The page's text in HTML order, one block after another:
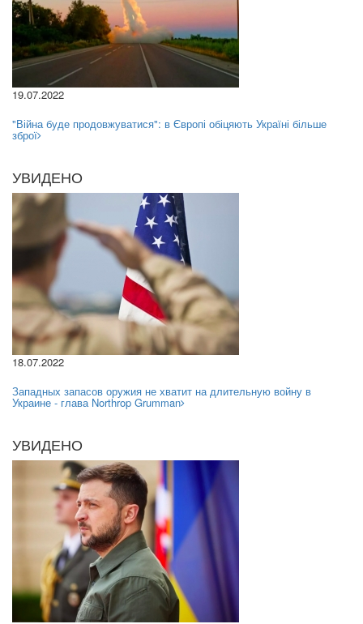
19.07.2022
"Війна буде продовжуватися": в Європі обіцяють Україні більше
зброї
УВИДЕНО
18.07.2022
Западных запасов оружия не хватит на длительную войну в
Украине - глава Northrop Grumman
УВИДЕНО